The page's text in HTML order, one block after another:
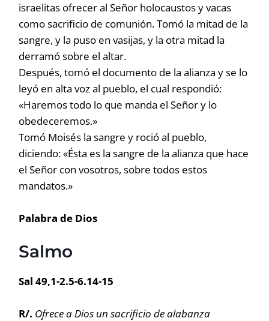
israelitas ofrecer al Señor holocaustos y vacas
como sacrificio de comunión. Tomó la mitad de la
sangre, y la puso en vasijas, y la otra mitad la
derramó sobre el altar.
Después, tomó el documento de la alianza y se lo
leyó en alta voz al pueblo, el cual respondió:
«Haremos todo lo que manda el Señor y lo
obedeceremos.»
Tomó Moisés la sangre y roció al pueblo,
diciendo: «Ésta es la sangre de la alianza que hace
el Señor con vosotros, sobre todos estos
mandatos.»
Palabra de Dios
Salmo
Sal 49,1-2.5-6.14-15
R/. Ofrece a Dios un sacrificio de alabanza